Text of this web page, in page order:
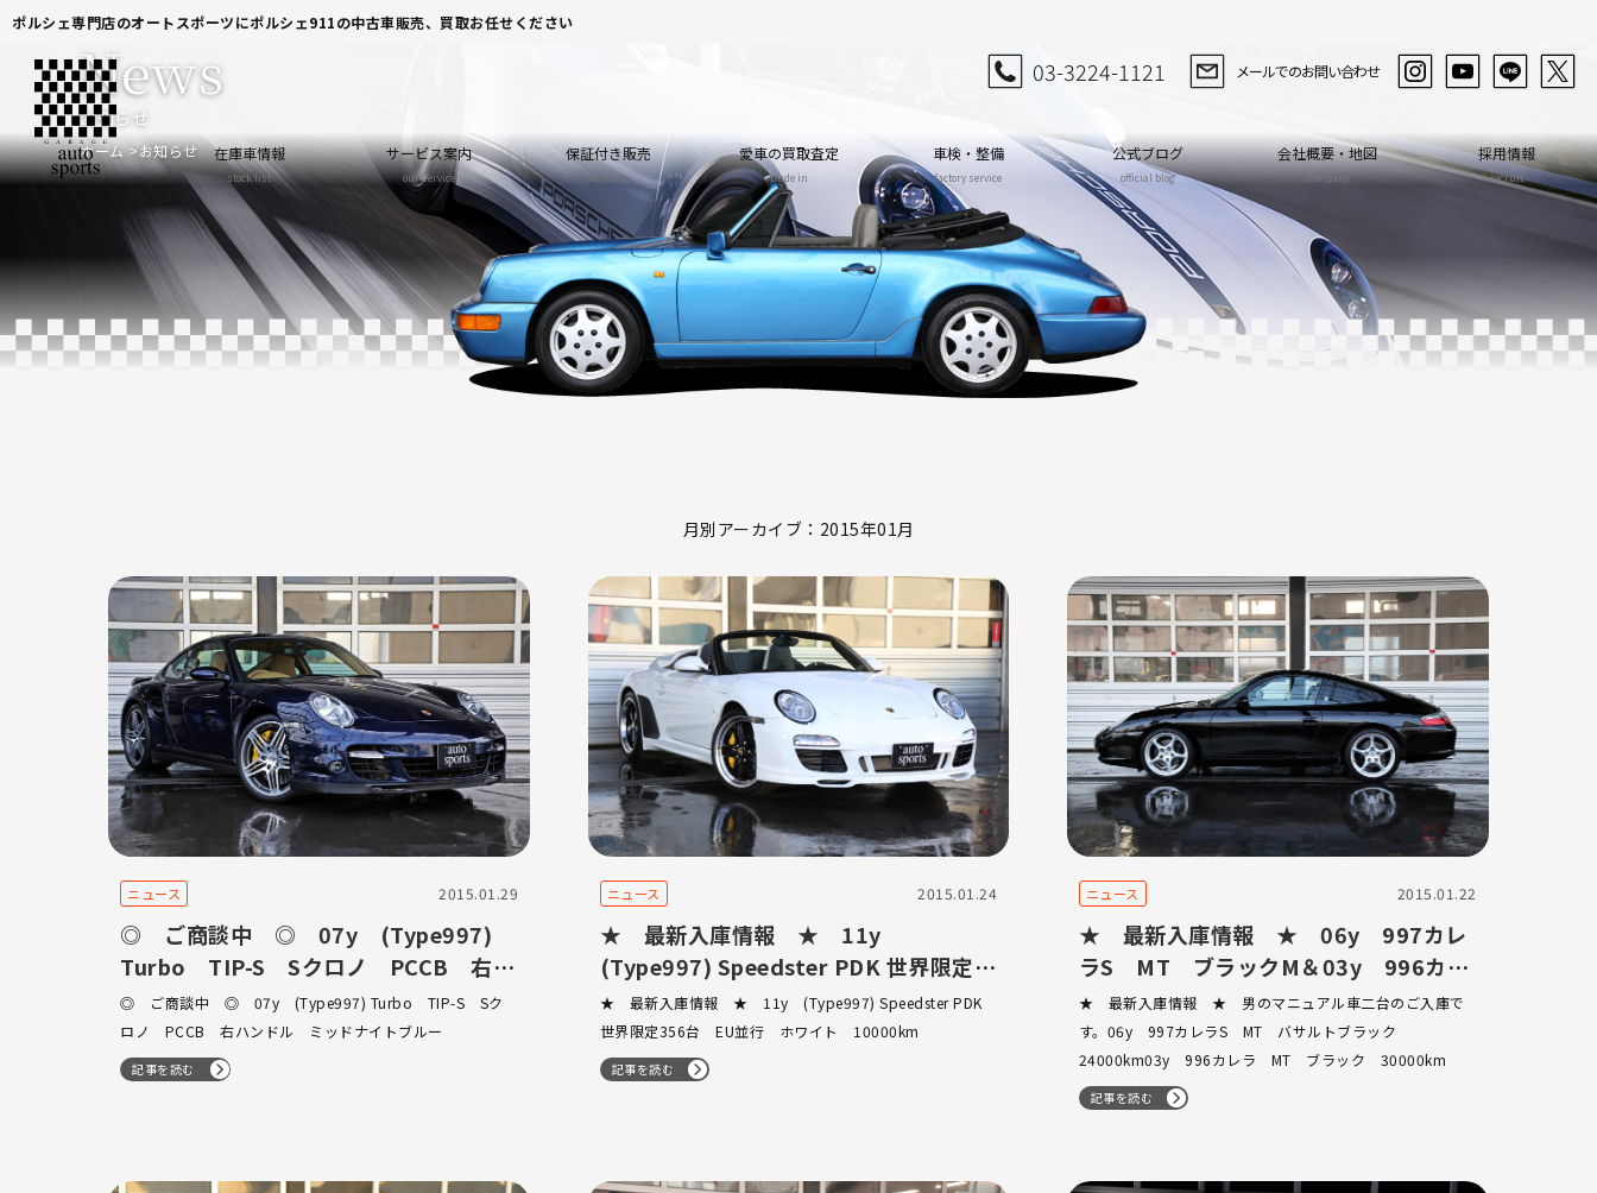
ポルシェ専門店のオートスポーツにポルシェ911の中古車販売、買取お任せください
在庫車情報
stock list
サービス案内
our service
保証付き販売
warranty
愛車の買取査定
trade in
車検・整備
factory service
公式ブログ
official blog
会社概要・地図
company
採用情報
recruit
お知らせ
News
ホーム お知らせ
月別アーカイブ：2015年01月
ニュース 2015.01.29
◎ ご商談中 ◎ 07y (Type997)
Turbo TIP-S Sクロノ PCCB 右ハ
ンドル ミッドナイトブルー
◎ ご商談中 ◎ 07y (Type997) Turbo TIP-S Sク
ロノ PCCB 右ハンドル ミッドナイトブルー
記事を読む
ニュース 2015.01.24
★ 最新入庫情報 ★ 11y
(Type997) Speedster PDK 世界限定
356台 EU並行 ホワイト 10000km
★ 最新入庫情報 ★ 11y (Type997) Speedster PDK
世界限定356台 EU並行 ホワイト 10000km
記事を読む
ニュース 2015.01.22
★ 最新入庫情報 ★ 06y 997カレ
ラS MT ブラックM＆03y 996カレ
ラ MT ブラック
★ 最新入庫情報 ★ 男のマニュアル車二台のご入庫で
す。06y 997カレラS MT バサルトブラック
24000km03y 996カレラ MT ブラック 30000km
記事を読む
03-3224-1121 メールでのお問い合わせ